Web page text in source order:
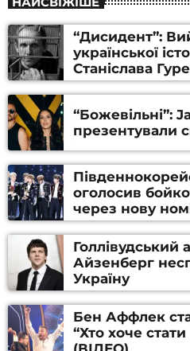
“Дисидент”:
української
Станіслава
Алфьорова
“Божевільні”:
презентували
оголосив
через нову
Голлівудський
Айзенберг
Україну
Бен Аффлек
“Хто хоче